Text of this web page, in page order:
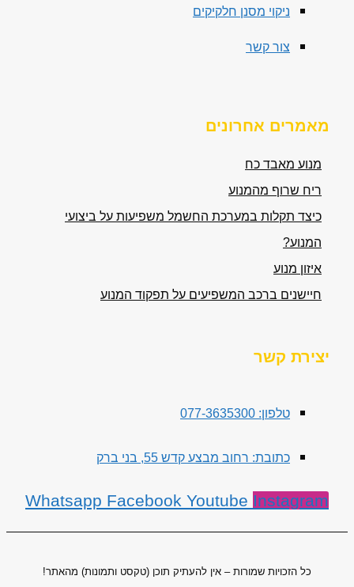
ניקוי מסנן חלקיקים
צור קשר
מאמרים אחרונים
מנוע מאבד כח
ריח שרוף מהמנוע
כיצד תקלות במערכת החשמל משפיעות על ביצועי
המנוע?
איזון מנוע
חיישנים ברכב המשפיעים על תפקוד המנוע
יצירת קשר
טלפון: 077-3635300
כתובת: רחוב מבצע קדש 55, בני ברק
Whatsapp Facebook Youtube Instagram
כל הזכויות שמורות – אין להעתיק תוכן (טקסט ותמונות) מהאתר!